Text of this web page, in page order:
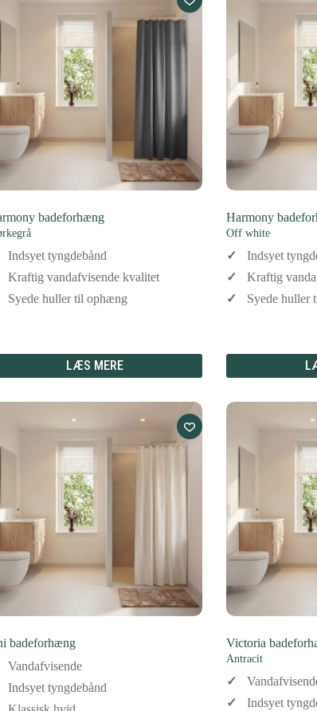
badeforhæng
Indsyet tyngdebånd
Kraftig vandafvisende kvalitet
Syede huller til ophæng
LÆS MERE
Harmony
Off white
Indsyet
Kraftig
Syede huller
badeforhæng
Vandafvisende
Indsyet tyngdebånd
Victoria
Antracit
Indsyet